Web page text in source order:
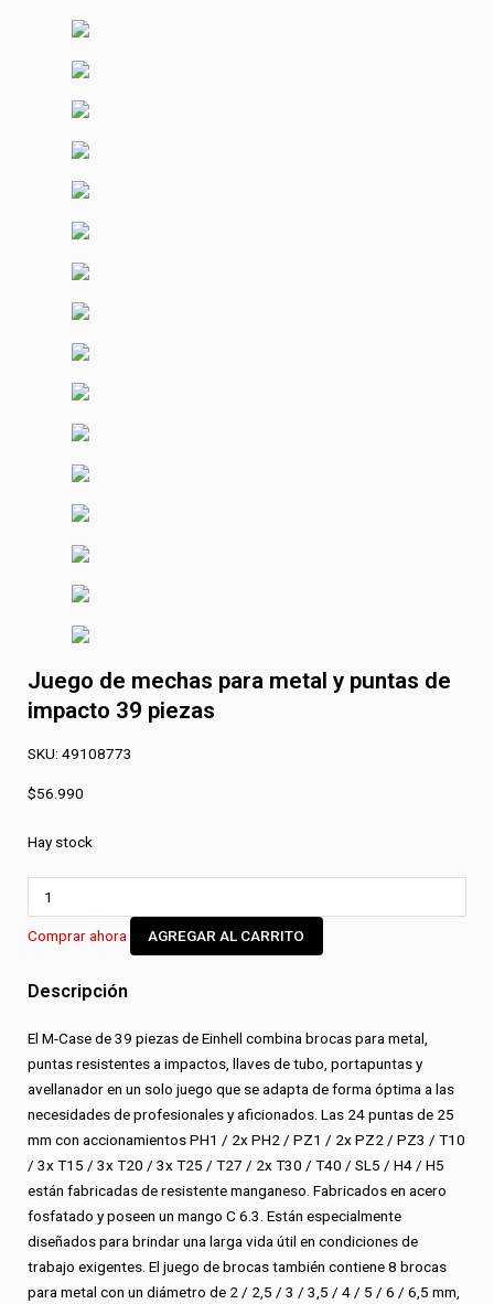
Juego de mechas para metal y puntas de
impacto 39 piezas
SKU: 49108773
$56.990
Hay stock
de
mechas
metal
puntas
de
impacto
39
piezas
cantidad
Comprar ahora AGREGAR AL CARRITO
Descripción
El M-Case de 39 piezas de Einhell combina brocas para metal,
puntas resistentes a impactos, llaves de tubo, portapuntas y
avellanador en un solo juego que se adapta de forma óptima a las
necesidades de profesionales y aficionados. Las 24 puntas de 25
mm con accionamientos PH1 / 2x PH2 / PZ1 / 2x PZ2 / PZ3 / T10
/ 3x T15 / 3x T20 / 3x T25 / T27 / 2x T30 / T40 / SL5 / H4 / H5
están fabricadas de resistente manganeso. Fabricados en acero
fosfatado y poseen un mango C 6.3. Están especialmente
diseñados para brindar una larga vida útil en condiciones de
trabajo exigentes. El juego de brocas también contiene 8 brocas
para metal con un diámetro de 2 / 2,5 / 3 / 3,5 / 4 / 5 / 6 / 6,5 mm,